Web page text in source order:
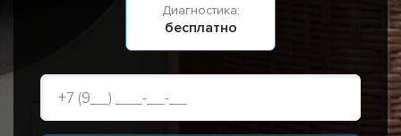
Диагностика:
бесплатно